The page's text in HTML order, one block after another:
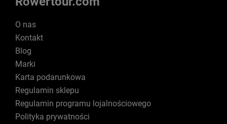
O nas
Kontakt
Blog
Marki
Karta podarunkowa
Regulamin sklepu
Regulamin programu lojalnościowego
Polityka prywatności